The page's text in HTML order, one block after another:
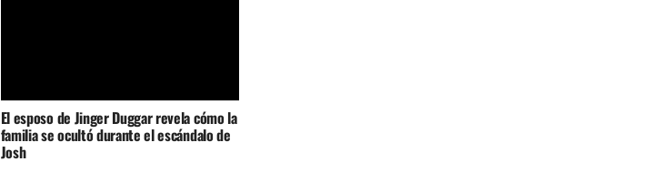
El esposo de Jinger Duggar revela cómo la
familia se ocultó durante el escándalo de
Josh